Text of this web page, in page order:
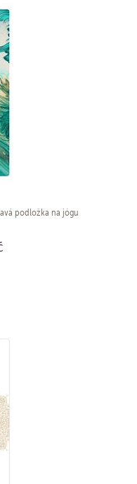
podložka na jógu